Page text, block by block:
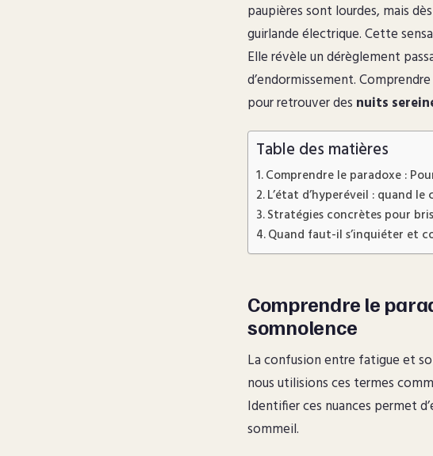
paupières sont lourdes, mais
guirlande électrique. Cette
Elle révèle un dérèglement
d’endormissement.
pour retrouver des nuits
Table des matières
Comprendre le paradoxe :
L’état d’hyperéveil : quand
Stratégies concrètes pour
Quand faut-il s’inquiéter et
Comprendre le
somnolence
La confusion entre fatigue et
nous utilisions ces termes
Identifier ces nuances permet
sommeil.